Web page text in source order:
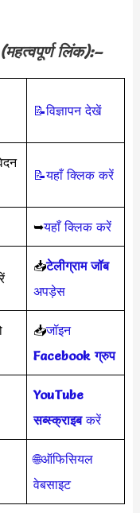
(महत्वपूर्ण लिंक):–
📝विज्ञापन देखें
📝यहाँ क्लिक करें
➥यहाँ क्लिक करें
📥टेलीग्राम जॉब
अपड़ेस
📥जॉइन
Facebook ग्रुप
YouTube
सब्स्क्राइबकरें
🌐ऑफिसियल
वेबसाइट